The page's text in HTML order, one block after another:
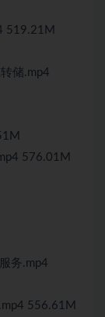
519.21M
储.mp4
576.01M
务.mp4
556.61M